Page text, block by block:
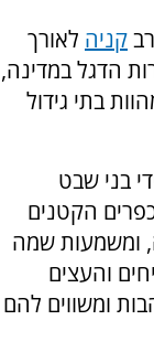
קניה לאורך
הדגל במדינה,
בתי גידול
בני שבט
הקטנים
ומשמעות שמה
והעצים
ומשווים להם